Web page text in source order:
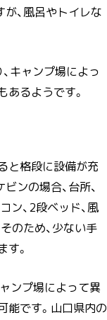
、風呂やトイレな
キャンプ場によっ
るようです。
と格段に設備が充
ンの場合、台所、
ン、2段ベッド、風
のため、少ない手
。
ンプ場によって異
能です。山口県内の